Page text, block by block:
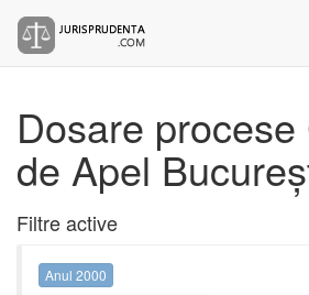
Dosare
de Apel
Filtre active
Anul 2000